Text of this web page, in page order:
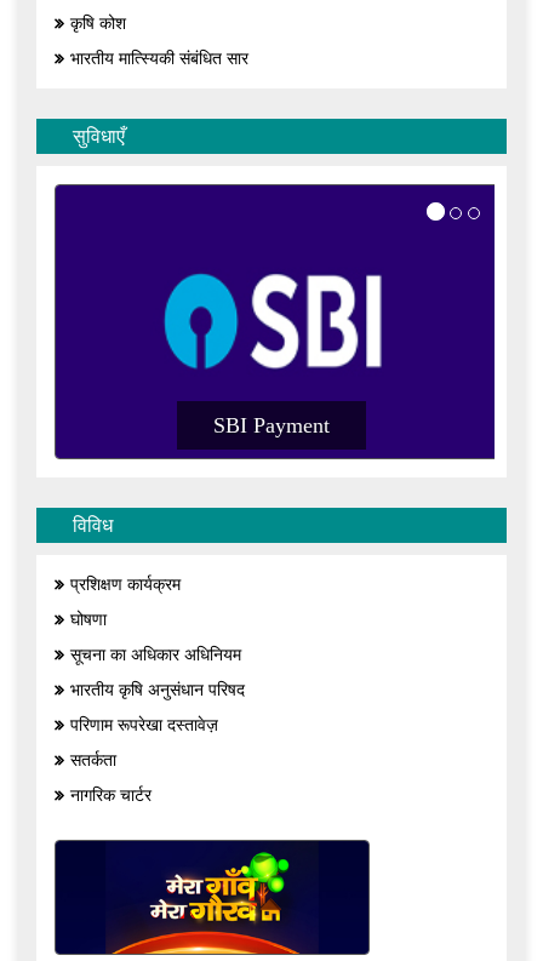
कृषि कोश
भारतीय मात्स्यिकी संबंधित सार
सुविधाएँ
विविध
प्रशिक्षण कार्यक्रम
घोषणा
सूचना का अधिकार अधिनियम
भारतीय कृषि अनुसंधान परिषद
परिणाम रूपरेखा दस्तावेज़
सतर्कता
नागरिक चार्टर